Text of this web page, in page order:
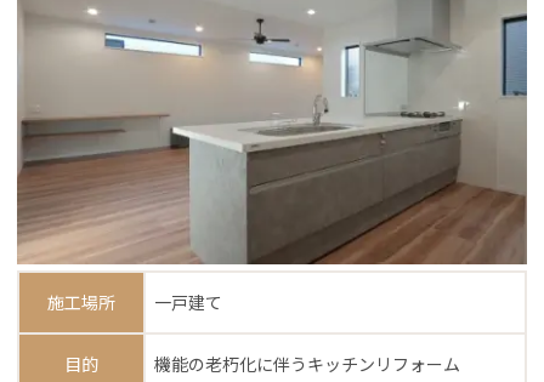
施工場所 一戸建て
目的 機能の老朽化に伴うキッチンリフォーム